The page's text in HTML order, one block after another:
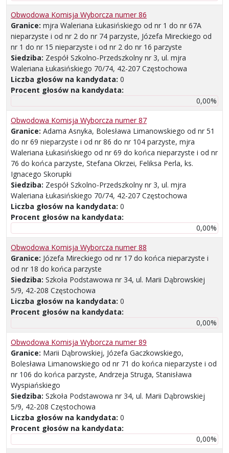
Obwodowa Komisja Wyborcza numer 86
Granice: mjra Waleriana Łukasińskiego od nr 1 do nr 67A
nieparzyste i od nr 2 do nr 74 parzyste, Józefa Mireckiego od
nr 1 do nr 15 nieparzyste i od nr 2 do nr 16 parzyste
Siedziba: Zespół Szkolno-Przedszkolny nr 3, ul. mjra
Waleriana Łukasińskiego 70/74, 42-207 Częstochowa
Liczba głosów na kandydata: 0
Procent głosów na kandydata:
0,00%
Obwodowa Komisja Wyborcza numer 87
Granice: Adama Asnyka, Bolesława Limanowskiego od nr 51
do nr 69 nieparzyste i od nr 86 do nr 104 parzyste, mjra
Waleriana Łukasińskiego od nr 69 do końca nieparzyste i od nr
76 do końca parzyste, Stefana Okrzei, Feliksa Perla, ks.
Ignacego Skorupki
Siedziba: Zespół Szkolno-Przedszkolny nr 3, ul. mjra
Waleriana Łukasińskiego 70/74, 42-207 Częstochowa
Liczba głosów na kandydata: 0
Procent głosów na kandydata:
0,00%
Obwodowa Komisja Wyborcza numer 88
Granice: Józefa Mireckiego od nr 17 do końca nieparzyste i
od nr 18 do końca parzyste
Siedziba: Szkoła Podstawowa nr 34, ul. Marii Dąbrowskiej
5/9, 42-208 Częstochowa
Liczba głosów na kandydata: 0
Procent głosów na kandydata:
0,00%
Obwodowa Komisja Wyborcza numer 89
Granice: Marii Dąbrowskiej, Józefa Gaczkowskiego,
Bolesława Limanowskiego od nr 71 do końca nieparzyste i od
nr 106 do końca parzyste, Andrzeja Struga, Stanisława
Wyspiańskiego
Siedziba: Szkoła Podstawowa nr 34, ul. Marii Dąbrowskiej
5/9, 42-208 Częstochowa
Liczba głosów na kandydata: 0
Procent głosów na kandydata:
0,00%